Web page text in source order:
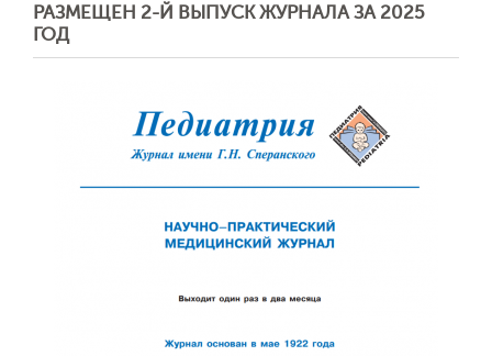
РАЗМЕЩЕН 2-Й ВЫПУСК ЖУРНАЛА ЗА 2025
ГОД